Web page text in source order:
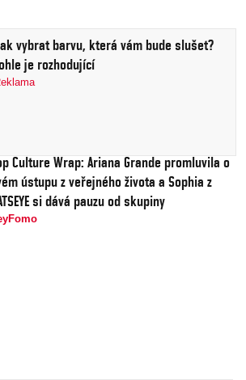
vybrat barvu, která vám bude slušet?
je rozhodující
Culture Wrap: Ariana Grande promluvila o
ústupu z veřejného života a Sophia z
si dává pauzu od skupiny